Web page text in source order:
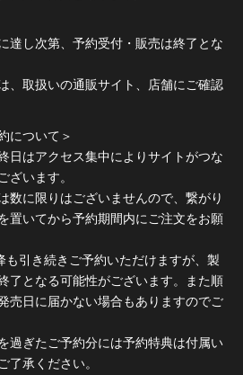
達し次第、予約受付・販売は終了とな
、取扱いの通販サイト、店舗にご確認
について＞
日はアクセス集中によりサイトがつな
ざいます。
数に限りはございませんので、繋がり
置いてから予約期間内にご注文をお願
引き続きご予約いただけますが、製
了となる可能性がございます。また順
売日に届かない場合もありますのでご
過ぎたご予約分には予約特典は付属い
了承ください。